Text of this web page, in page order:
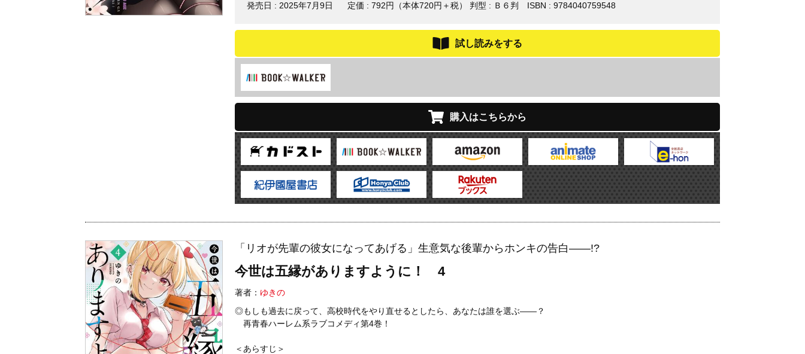
発売日 : 2025年7月9日 定価 : 792円（本体720円＋税） 判型 : Ｂ６判 ISBN : 9784040759548
試し読みをする
購入はこちらから
「リオが先輩の彼女になってあげる」生意気な後輩からホンキの告白――!?
今世は五縁がありますように！ 4
著者： ゆきの
◎もしも過去に戻って、高校時代をやり直せるとしたら、あなたは誰を選ぶ――？
再青春ハーレム系ラブコメディ第4巻！
＜あらすじ＞